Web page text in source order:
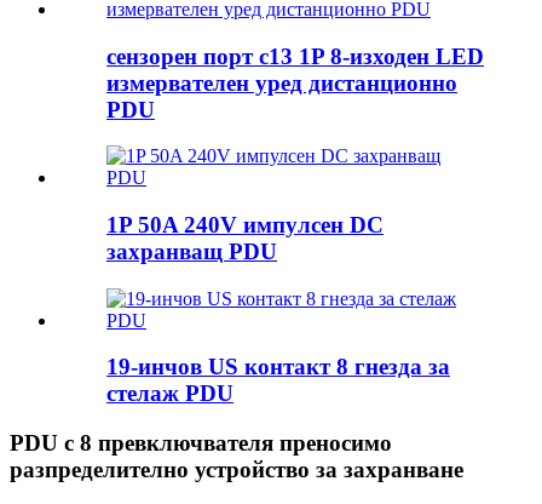
сензорен порт c13 1P 8-изходен LED
измервателен уред дистанционно
PDU
1P 50A 240V импулсен DC
захранващ PDU
19-инчов US контакт 8 гнезда за
стелаж PDU
PDU с 8 превключвателя преносимо
разпределително устройство за захранване